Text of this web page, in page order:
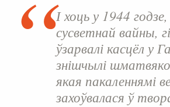
І хоць у 1944
сусветнай вайны,
ўзарвалі касцёл у
знішчылі
якая пакаленнямі
захоўвалася ў